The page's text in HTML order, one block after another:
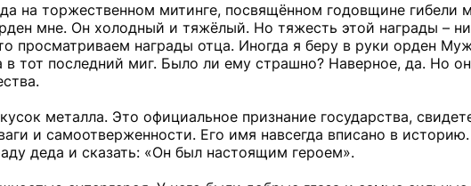
на торжественном митинге, посвящённом годовщине гибели
мне. Он холодный и тяжёлый. Но тяжесть этой награды –
просматриваем награды отца. Иногда я беру в руки орден
в тот последний миг. Было ли ему страшно? Наверное, да. Но
металла. Это официальное признание государства,
и самоотверженности. Его имя навсегда вписано в
деда и сказать: «Он был настоящим героем».